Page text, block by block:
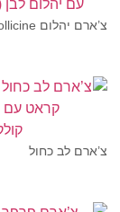
צ’ארם יהלום Bollicine
צ’ארם לב כחול